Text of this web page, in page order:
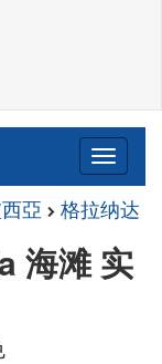
亞 格拉纳达
海滩 实